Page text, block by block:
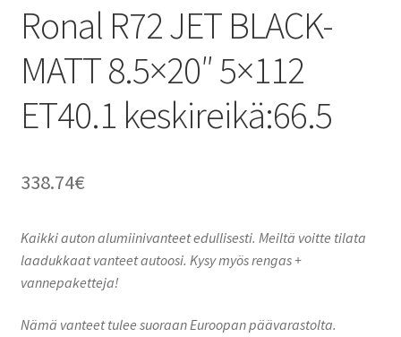
Ronal R72 JET BLACK-
MATT 8.5×20″ 5×112
ET40.1 keskireikä:66.5
338.74€
Kaikki auton alumiinivanteet edullisesti. Meiltä voitte tilata
laadukkaat vanteet autoosi. Kysy myös rengas +
vannepaketteja!
Nämä vanteet tulee suoraan Euroopan päävarastolta.